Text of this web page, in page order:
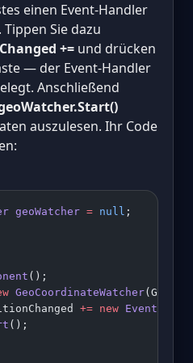
einen Event-Handler
. Tippen Sie dazu
+= und drücken
— der Event-Handler
Anschließend
auszulesen. Ihr Code
geoWatcher = null ;
();
GeoCoordinateWatcher
+= new
();